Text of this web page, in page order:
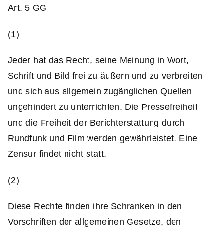
Art. 5 GG
(1)
Jeder hat das Recht, seine Meinung in Wort,
Schrift und Bild frei zu äußern und zu verbreiten
und sich aus allgemein zugänglichen Quellen
ungehindert zu unterrichten. Die Pressefreiheit
und die Freiheit der Berichterstattung durch
Rundfunk und Film werden gewährleistet. Eine
Zensur findet nicht statt.
(2)
Diese Rechte finden ihre Schranken in den
Vorschriften der allgemeinen Gesetze, den